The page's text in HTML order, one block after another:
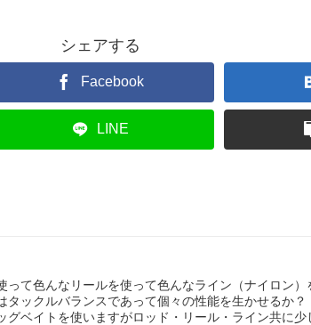
シェアする
Facebook
LINE
って色んなリールを使って色んなライン（ナイロン
タックルバランスであって個々の性能を生かせるか？
グベイトを使いますがロッド・リール・ライン共に少